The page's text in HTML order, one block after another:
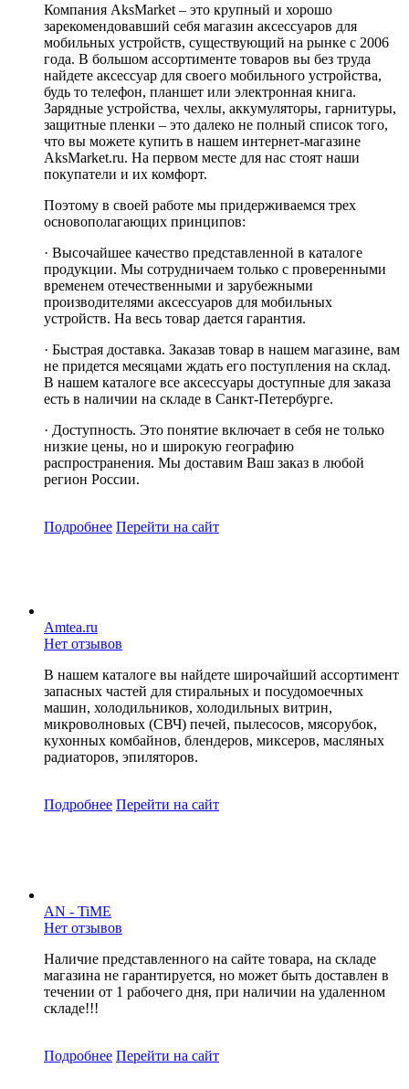
Компания AksMarket – это крупный и хорошо
зарекомендовавший себя магазин аксессуаров для
мобильных устройств, существующий на рынке с 2006
года. В большом ассортименте товаров вы без труда
найдете аксессуар для своего мобильного устройства,
будь то телефон, планшет или электронная книга.
Зарядные устройства, чехлы, аккумуляторы, гарнитуры,
защитные пленки – это далеко не полный список того,
что вы можете купить в нашем интернет-магазине
AksMarket.ru. На первом месте для нас стоят наши
покупатели и их комфорт.
Поэтому в своей работе мы придерживаемся трех
основополагающих принципов:
· Высочайшее качество представленной в каталоге
продукции. Мы сотрудничаем только с проверенными
временем отечественными и зарубежными
производителями аксессуаров для мобильных
устройств. На весь товар дается гарантия.
· Быстрая доставка. Заказав товар в нашем магазине, вам
не придется месяцами ждать его поступления на склад.
В нашем каталоге все аксессуары доступные для заказа
есть в наличии на складе в Санкт-Петербурге.
· Доступность. Это понятие включает в себя не только
низкие цены, но и широкую географию
распространения. Мы доставим Ваш заказ в любой
регион России.
Подробнее Перейти на сайт
Amtea.ru
Нет отзывов
В нашем каталоге вы найдете широчайший ассортимент
запасных частей для стиральных и посудомоечных
машин, холодильников, холодильных витрин,
микроволновых (СВЧ) печей, пылесосов, мясорубок,
кухонных комбайнов, блендеров, миксеров, масляных
радиаторов, эпиляторов.
Подробнее Перейти на сайт
AN - TiME
Нет отзывов
Наличие представленного на сайте товара, на складе
магазина не гарантируется, но может быть доставлен в
течении от 1 рабочего дня, при наличии на удаленном
складе!!!
Подробнее Перейти на сайт